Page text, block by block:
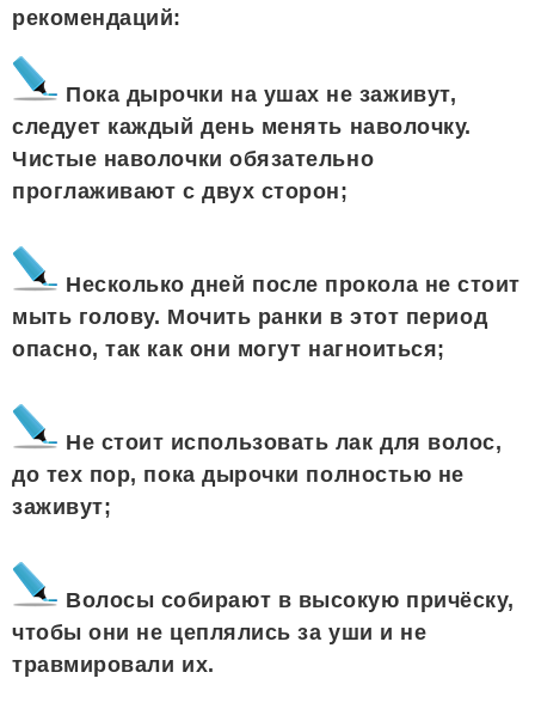
рекомендаций:
Пока дырочки на ушах не заживут,
следует каждый день менять наволочку.
Чистые наволочки обязательно
проглаживают с двух сторон;
Несколько дней после прокола не стоит
мыть голову. Мочить ранки в этот период
опасно, так как они могут нагноиться;
Не стоит использовать лак для волос,
до тех пор, пока дырочки полностью не
заживут;
Волосы собирают в высокую причёску,
чтобы они не цеплялись за уши и не
травмировали их.